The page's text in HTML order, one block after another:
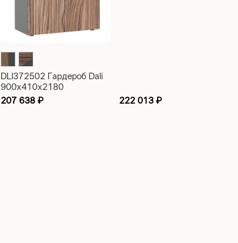
DLI372502 Гардероб Dali
900x410x2180
207 638 ₽ 222 013₽